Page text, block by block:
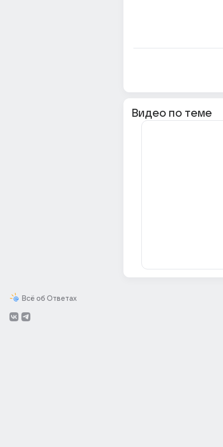
Всё об Ответах
Видео по теме